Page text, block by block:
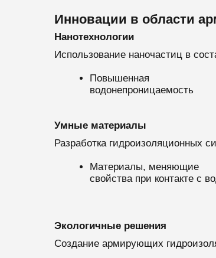
Инновации в области
Нанотехнологии
Использование наночастиц в
Повышенная
водонепроницаемость
Умные материалы
Разработка гидроизоляционных
Материалы, меняющие
свойства при контакте с
Экологичные решения
Создание армирующих